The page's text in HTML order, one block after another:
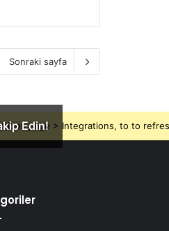
Sonraki sayfa
Edin!
page > Integrations, to to